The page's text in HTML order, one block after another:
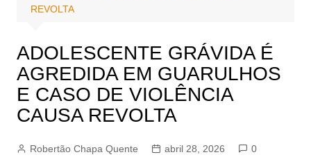
REVOLTA
ADOLESCENTE GRÁVIDA É
AGREDIDA EM GUARULHOS
E CASO DE VIOLÊNCIA
CAUSA REVOLTA
Robertão Chapa Quente abril 28, 2026
0